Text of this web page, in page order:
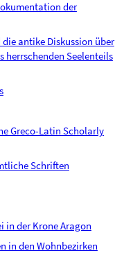
der
antike Diskussion über
herrschenden Seelenteils
Greco-Latin Scholarly
Schriften
in der Krone Aragon
in den Wohnbezirken